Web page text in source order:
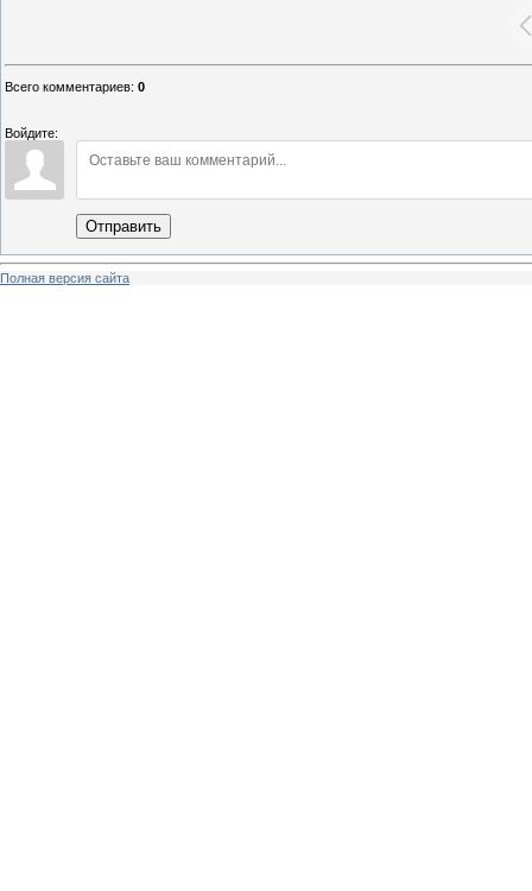
Всего комментариев: 0
Войдите:
Отправить
Полная версия сайта